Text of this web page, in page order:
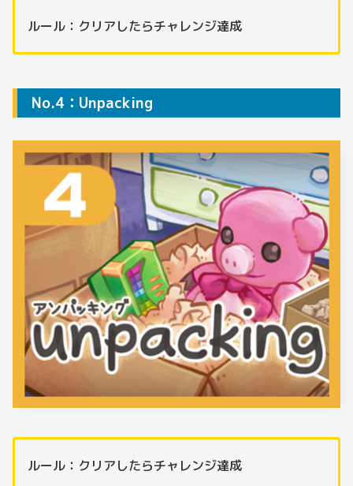
ルール：クリアしたらチャレンジ達成
No.4：Unpacking
ルール：クリアしたらチャレンジ達成